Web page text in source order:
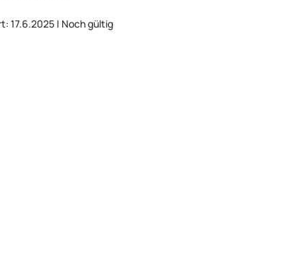
17.6.2025 | Noch gültig